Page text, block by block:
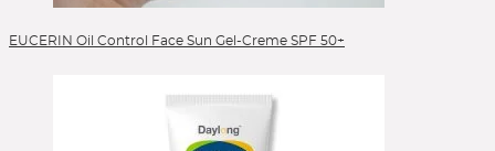
EUCERIN Oil Control Face Sun Gel-Creme SPF 50+